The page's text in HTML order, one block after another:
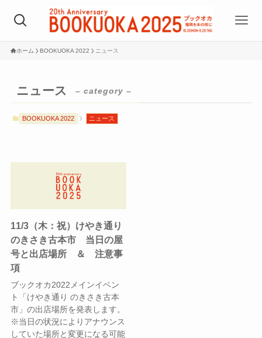
ホーム BOOKUOKA 2022 ニュース
ニュース – category –
BOOKUOKA 2022 ニュース
11/3（木：祝）けやき通り
のきさき古本市 当日の屋
号と出店場所 ＆ 注意事
項
ブックオカ2022メインイベン
ト「けやき通り のきさき古本
市」の出店場所を発表します。
※当日の状況によりアナウンス
していた場所と変更になる可能